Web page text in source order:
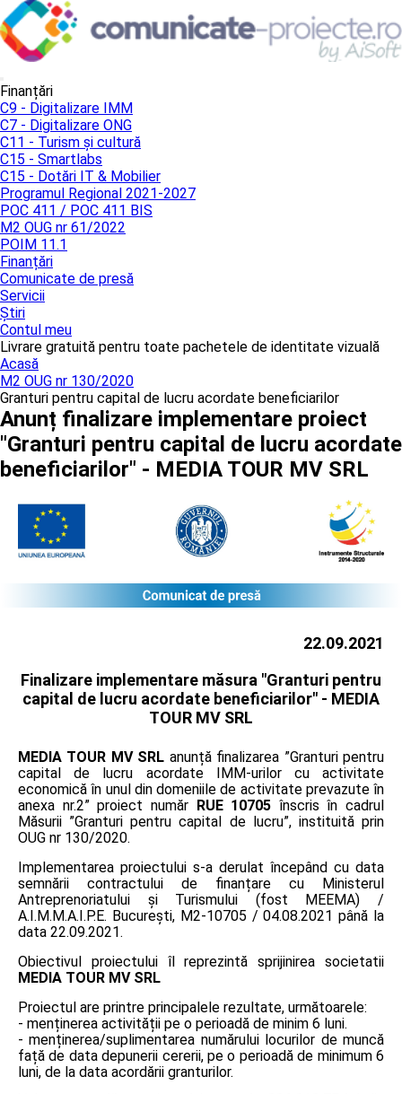
Finanțări
C9 - Digitalizare IMM
C7 - Digitalizare ONG
C11 - Turism și cultură
C15 - Smartlabs
C15 - Dotări IT & Mobilier
Programul Regional 2021-2027
POC 411 / POC 411 BIS
M2 OUG nr 61/2022
POIM 11.1
Finanțări
Comunicate de presă
Servicii
Știri
Contul meu
Livrare gratuită pentru toate pachetele de identitate vizuală
Acasă
M2 OUG nr 130/2020
Granturi pentru capital de lucru acordate beneficiarilor
Anunț finalizare implementare proiect
"Granturi pentru capital de lucru acordate
beneficiarilor" - MEDIA TOUR MV SRL
22.09.2021
Finalizare implementare măsura "Granturi pentru
capital de lucru acordate beneficiarilor" - MEDIA
TOUR MV SRL
MEDIA TOUR MV SRL anunță finalizarea ”Granturi pentru
capital de lucru acordate IMM-urilor cu activitate
economică în unul din domeniile de activitate prevazute în
anexa nr.2” proiect număr RUE 10705 înscris în cadrul
Măsurii ”Granturi pentru capital de lucru”, instituită prin
OUG nr 130/2020.
Implementarea proiectului s-a derulat începând cu data
semnării contractului de finanțare cu Ministerul
Antreprenoriatului și Turismului (fost MEEMA) /
A.I.M.M.A.I.P.E. București, M2-10705 / 04.08.2021 până la
data 22.09.2021.
Obiectivul proiectului îl reprezintă sprijinirea societatii
MEDIA TOUR MV SRL
Proiectul are printre principalele rezultate, următoarele:
- menținerea activității pe o perioadă de minim 6 luni.
- menținerea/suplimentarea numărului locurilor de muncă
față de data depunerii cererii, pe o perioadă de minimum 6
luni, de la data acordării granturilor.